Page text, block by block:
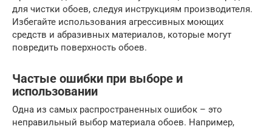
для чистки обоев, следуя инструкциям производителя.
Избегайте использования агрессивных моющих
средств и абразивных материалов, которые могут
повредить поверхность обоев.
Частые ошибки при выборе и
использовании
Одна из самых распространенных ошибок – это
неправильный выбор материала обоев. Например,